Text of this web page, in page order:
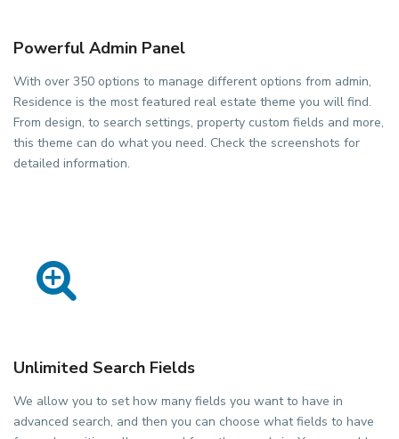
Powerful Admin Panel
With over 350 options to manage different options from admin,
Residence is the most featured real estate theme you will find.
From design, to search settings, property custom fields and more,
this theme can do what you need. Check the screenshots for
detailed information.
Unlimited Search Fields
We allow you to set how many fields you want to have in
advanced search, and then you can choose what fields to have